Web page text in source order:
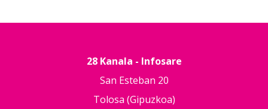
28 Kanala - Infosare
San Esteban 20
Tolosa (Gipuzkoa)